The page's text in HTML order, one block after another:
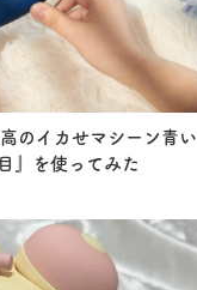
のイカせマシーン青い
』を使ってみた